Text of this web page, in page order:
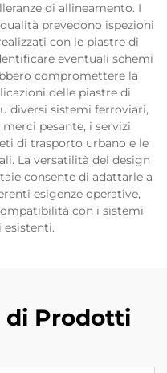
di allineamento. I
prevedono ispezioni
con le piastre di
eventuali schemi
compromettere la
delle piastre di
diversi sistemi ferroviari,
pesante, i servizi
di trasporto urbano e le
La versatilità del design
consente di adattarle a
esigenze operative,
con i sistemi
di Prodotti